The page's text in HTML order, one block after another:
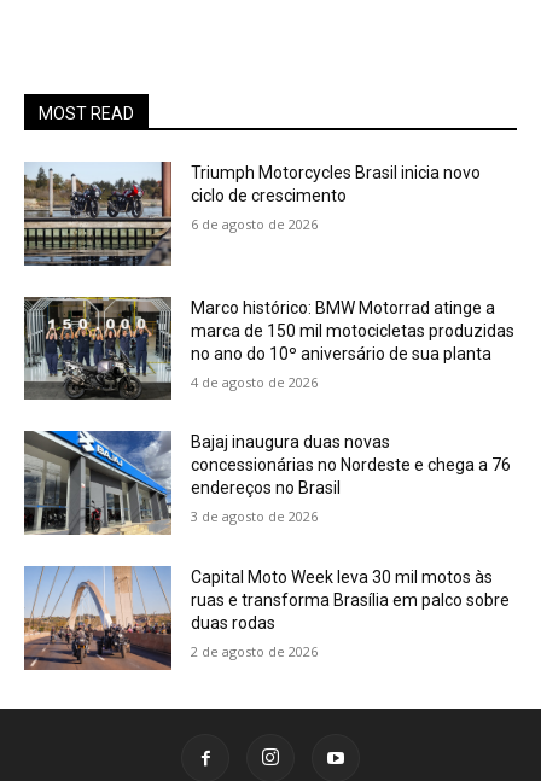
MOST READ
Triumph Motorcycles Brasil inicia novo
ciclo de crescimento
6 de agosto de 2026
Marco histórico: BMW Motorrad atinge a
marca de 150 mil motocicletas produzidas
no ano do 10º aniversário de sua planta
4 de agosto de 2026
Bajaj inaugura duas novas
concessionárias no Nordeste e chega a 76
endereços no Brasil
3 de agosto de 2026
Capital Moto Week leva 30 mil motos às
ruas e transforma Brasília em palco sobre
duas rodas
2 de agosto de 2026